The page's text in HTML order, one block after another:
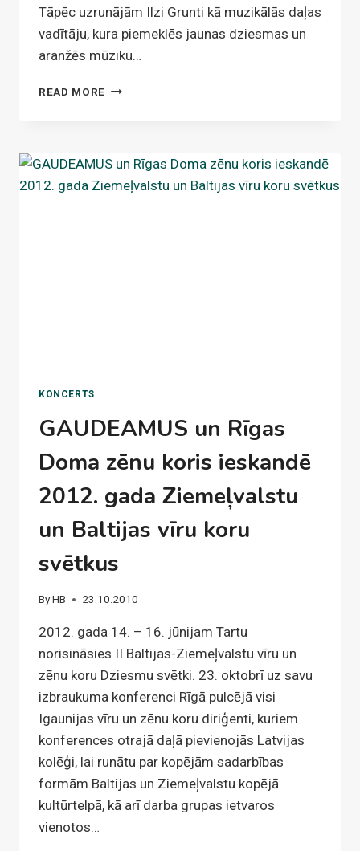
Tāpēc uzrunājām Ilzi Grunti kā muzikālās daļas
vadītāju, kura piemeklēs jaunas dziesmas un
aranžēs mūziku…
READ MORE GAUDEAMUS
SAULE
LĒCA"
KONCERTS
GAUDEAMUS un Rīgas
Doma zēnu koris ieskandē
2012. gada Ziemeļvalstu
un Baltijas vīru koru
svētkus
ByHB 23.10.2010
2012. gada 14. – 16. jūnijam Tartu
norisināsies II Baltijas-Ziemeļvalstu vīru un
zēnu koru Dziesmu svētki. 23. oktobrī uz savu
izbraukuma konferenci Rīgā pulcējā visi
Igaunijas vīru un zēnu koru diriģenti, kuriem
konferences otrajā daļā pievienojās Latvijas
kolēģi, lai runātu par kopējām sadarbības
formām Baltijas un Ziemeļvalstu kopējā
kultūrtelpā, kā arī darba grupas ietvaros
vienotos…